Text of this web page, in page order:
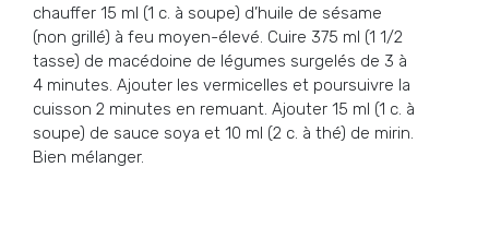
chauffer 15 ml (1 c. à soupe) d’huile de sésame
(non grillé) à feu moyen-élevé. Cuire 375 ml (1 1/2
tasse) de macédoine de légumes surgelés de 3 à
4 minutes. Ajouter les vermicelles et poursuivre la
cuisson 2 minutes en remuant. Ajouter 15 ml (1 c. à
soupe) de sauce soya et 10 ml (2 c. à thé) de mirin.
Bien mélanger.